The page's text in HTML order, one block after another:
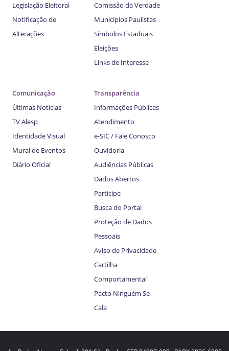
Legislação Eleitoral
Notificação de
Alterações
Comissão da Verdade
Municípios Paulistas
Símbolos Estaduais
Eleições
Links de Interesse
Comunicação
Últimas Notícias
TV Alesp
Identidade Visual
Mural de Eventos
Diário Oficial
Transparência
Informações Públicas
Atendimento
e-SIC / Fale Conosco
Ouvidoria
Audiências Públicas
Dados Abertos
Participe
Busca do Portal
Proteção de Dados
Pessoais
Aviso de Privacidade
Cartilha
Comportamental
Pacto Ninguém Se
Cala